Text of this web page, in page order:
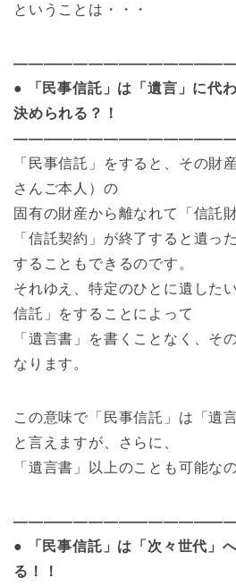
ということは・・・
● 「民事信託」は「遺言」に代
決められる？！
「民事信託」をすると、その財
さんご本人）の
固有の財産から離なれて「信託
「信託契約」が終了すると遺っ
することもできるのです。
それゆえ、特定のひとに遺した
信託」をすることによって
「遺言書」を書くことなく、そ
なります。
この意味で「民事信託」は「遺
と言えますが、さらに、
「遺言書」以上のことも可能な
● 「民事信託」は「次々世代」
る！！